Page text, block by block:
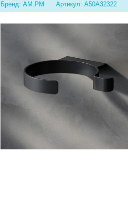
Бренд: AM.PM Артикул: A50A32322